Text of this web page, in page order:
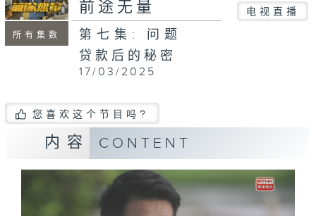
所有集数
前途无量 电视直播
第七集: 问题
贷款后的秘密
17/03/2025
您喜欢这个节目吗?
内容 CONTENT